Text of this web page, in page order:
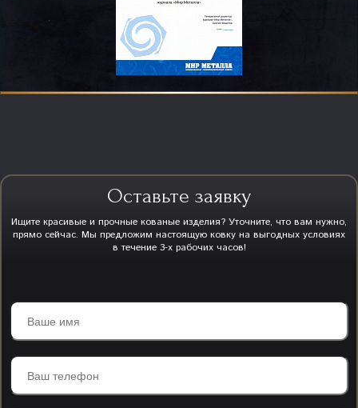
Оставьте заявку
Ищите красивые и прочные кованые изделия? Уточните, что вам нужно,
прямо сейчас. Мы предложим настоящую ковку на выгодных условиях
в течение 3-х рабочих часов!